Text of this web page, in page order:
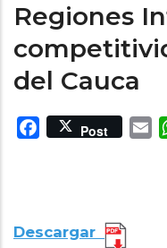
Regiones
del Cauca
Facebook
Post
Descargar